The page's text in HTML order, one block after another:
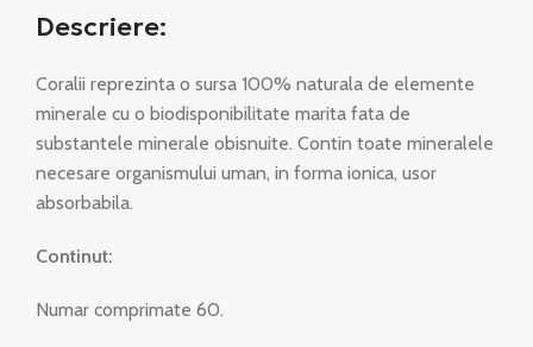
Descriere:
Coralii reprezinta o sursa 100% naturala de elemente
minerale cu o biodisponibilitate marita fata de
substantele minerale obisnuite. Contin toate mineralele
necesare organismului uman, in forma ionica, usor
absorbabila.
Continut:
Numar comprimate 60.